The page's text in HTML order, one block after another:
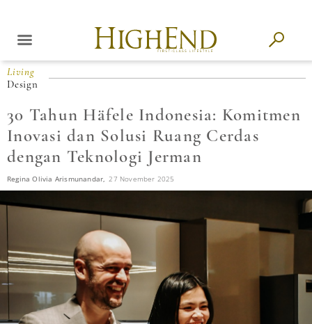
Living
Design
30 Tahun Häfele Indonesia: Komitmen
Inovasi dan Solusi Ruang Cerdas
dengan Teknologi Jerman
Regina Olivia Arismunandar, 27 November 2025